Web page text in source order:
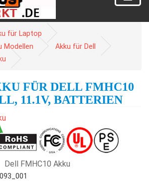
für Laptop
Modellen
Akku für Dell
FÜR DELL FMHC10
11.1V, BATTERIEN
Dell FMHC10 Akku